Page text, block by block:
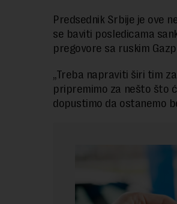
Predsednik Srbije je ove
se baviti posledicama
pregovore sa ruskim
„Treba napraviti širi tim
pripremimo za nešto što
dopustimo da ostanemo